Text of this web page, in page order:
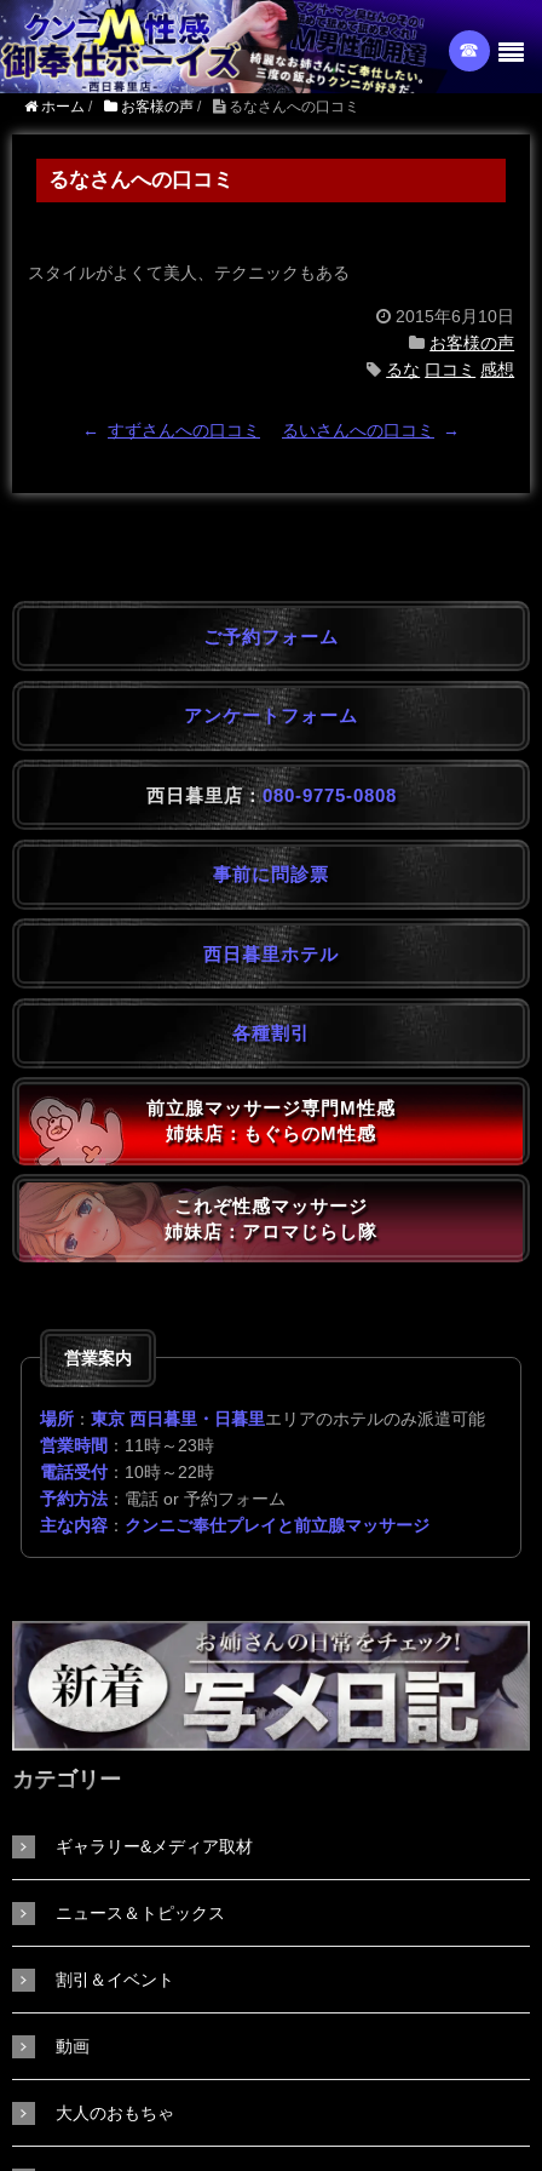
☎︎
ホーム / お客様の声 / るなさんへの口コミ
るなさんへの口コミ
スタイルがよくて美人、テクニックもある
2015年6月10日
お客様の声
るな 口コミ 感想
← すずさんへの口コミ るいさんへの口コミ →
ご予約フォーム
アンケートフォーム
西日暮里店：080-9775-0808
事前に問診票
西日暮里ホテル
各種割引
前立腺マッサージ専門M性感
姉妹店：もぐらのM性感
これぞ性感マッサージ
姉妹店：アロマじらし隊
営業案内
場所 ： 東京 西日暮里・日暮里エリアのホテルのみ派遣可能
営業時間 ：11時～23時
電話受付：10時～22時
予約方法 ：電話 or 予約フォーム
主な内容 ： クンニご奉仕プレイと前立腺マッサージ
カテゴリー
ギャラリー&メディア取材
ニュース＆トピックス
割引＆イベント
動画
大人のおもちゃ